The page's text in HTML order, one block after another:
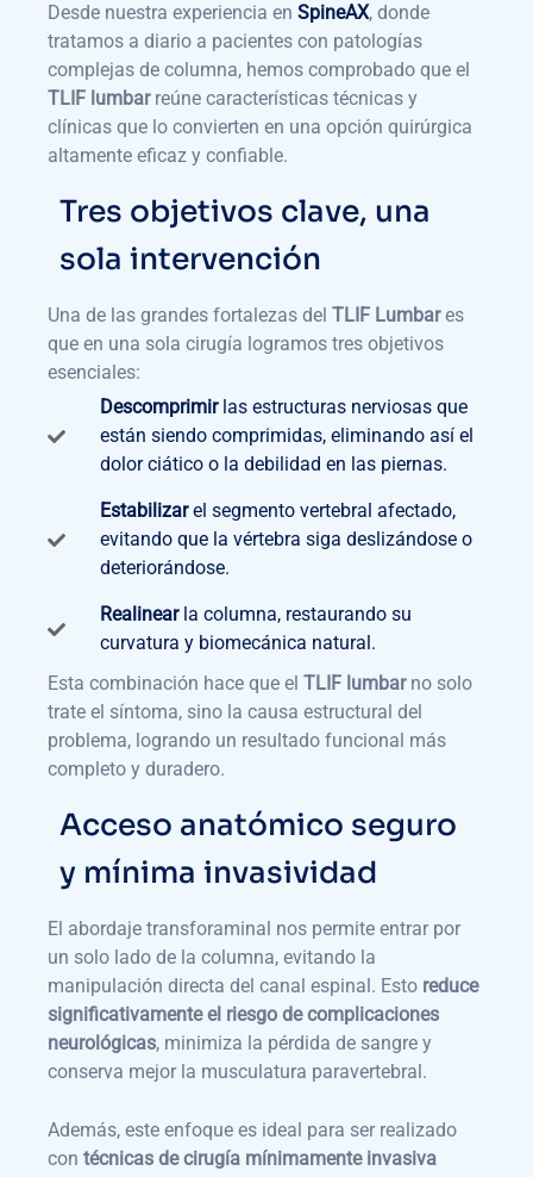
Desde nuestra experiencia en SpineAX, donde
tratamos a diario a pacientes con patologías
complejas de columna, hemos comprobado que el
TLIF lumbarreúne características técnicas y
clínicas que lo convierten en una opción quirúrgica
altamente eficaz y confiable.
Tres objetivos clave, una
sola intervención
Una de las grandes fortalezas del TLIF Lumbares
que en una sola cirugía logramos tres objetivos
esenciales:
Descomprimir las estructuras nerviosas que
están siendo comprimidas, eliminando así el
dolor ciático o la debilidad en las piernas.
Estabilizarel segmento vertebral afectado,
evitando que la vértebra siga deslizándose o
deteriorándose.
Realinear la columna, restaurando su
curvatura y biomecánica natural.
Esta combinación hace que el TLIF lumbarno solo
trate el síntoma, sino la causa estructural del
problema, logrando un resultado funcional más
completo y duradero.
Acceso anatómico seguro
y mínima invasividad
El abordaje transforaminal nos permite entrar por
un solo lado de la columna, evitando la
manipulación directa del canal espinal. Esto reduce
significativamente el riesgo de complicaciones
neurológicas, minimiza la pérdida de sangre y
conserva mejor la musculatura paravertebral.
Además, este enfoque es ideal para ser realizado
con técnicas de cirugía mínimamente invasiva